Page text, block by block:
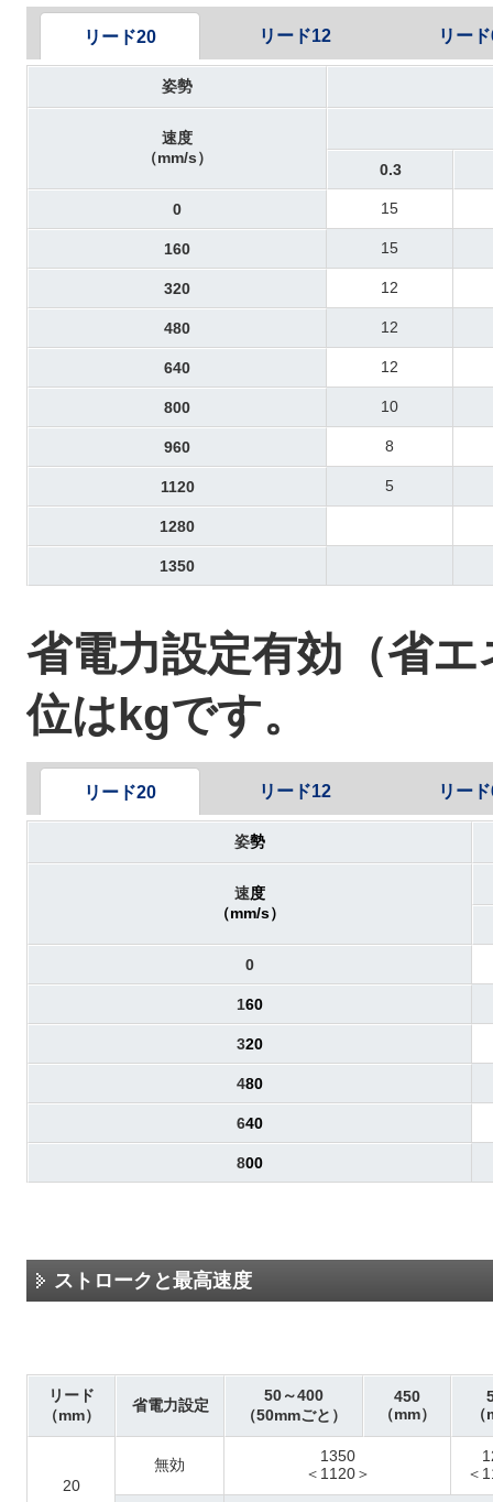
リード20
姿勢
速度
（mm/s）
0.3
0 15
160 15
320 12
480 12
640 12
800 10
960 8
1120 5
1280
1350
リード12 リー
省電力設定有効（省
位はkgです。
リード20
姿勢
速度
（mm/s）
0
160
320
480
640
800
リード12 リー
ストロークと最高速度
リード
（mm）
省電力設定
50～400
（50mmごと）
450
（mm）
20
無効
1350
＜1120＞
＜